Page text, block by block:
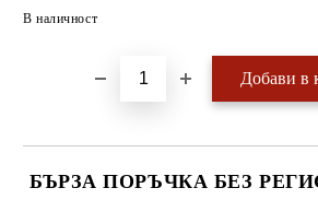
В наличност
БЪРЗА ПОРЪЧКА БЕЗ